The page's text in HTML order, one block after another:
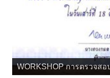
เกียรติบัตร จิวลี่ และอัญม